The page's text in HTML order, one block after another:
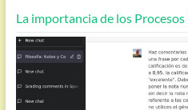
La importancia de los